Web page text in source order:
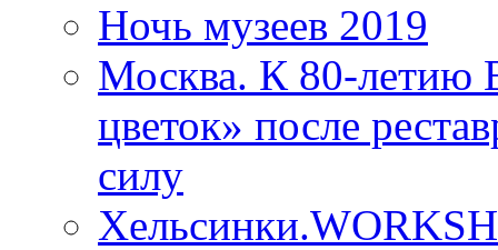
Ночь музеев 2019
Москва. К 80-
цветок» после
силу